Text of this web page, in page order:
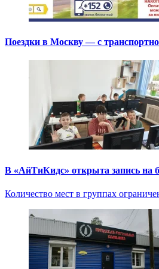
Поездки в Москву — с
В «АйТиКидс» открыта запись на
Количество мест в группах